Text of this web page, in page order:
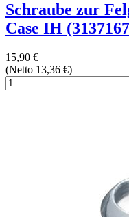
Schraube zur
Case IH
15,90 €
(Netto 13,36 €)